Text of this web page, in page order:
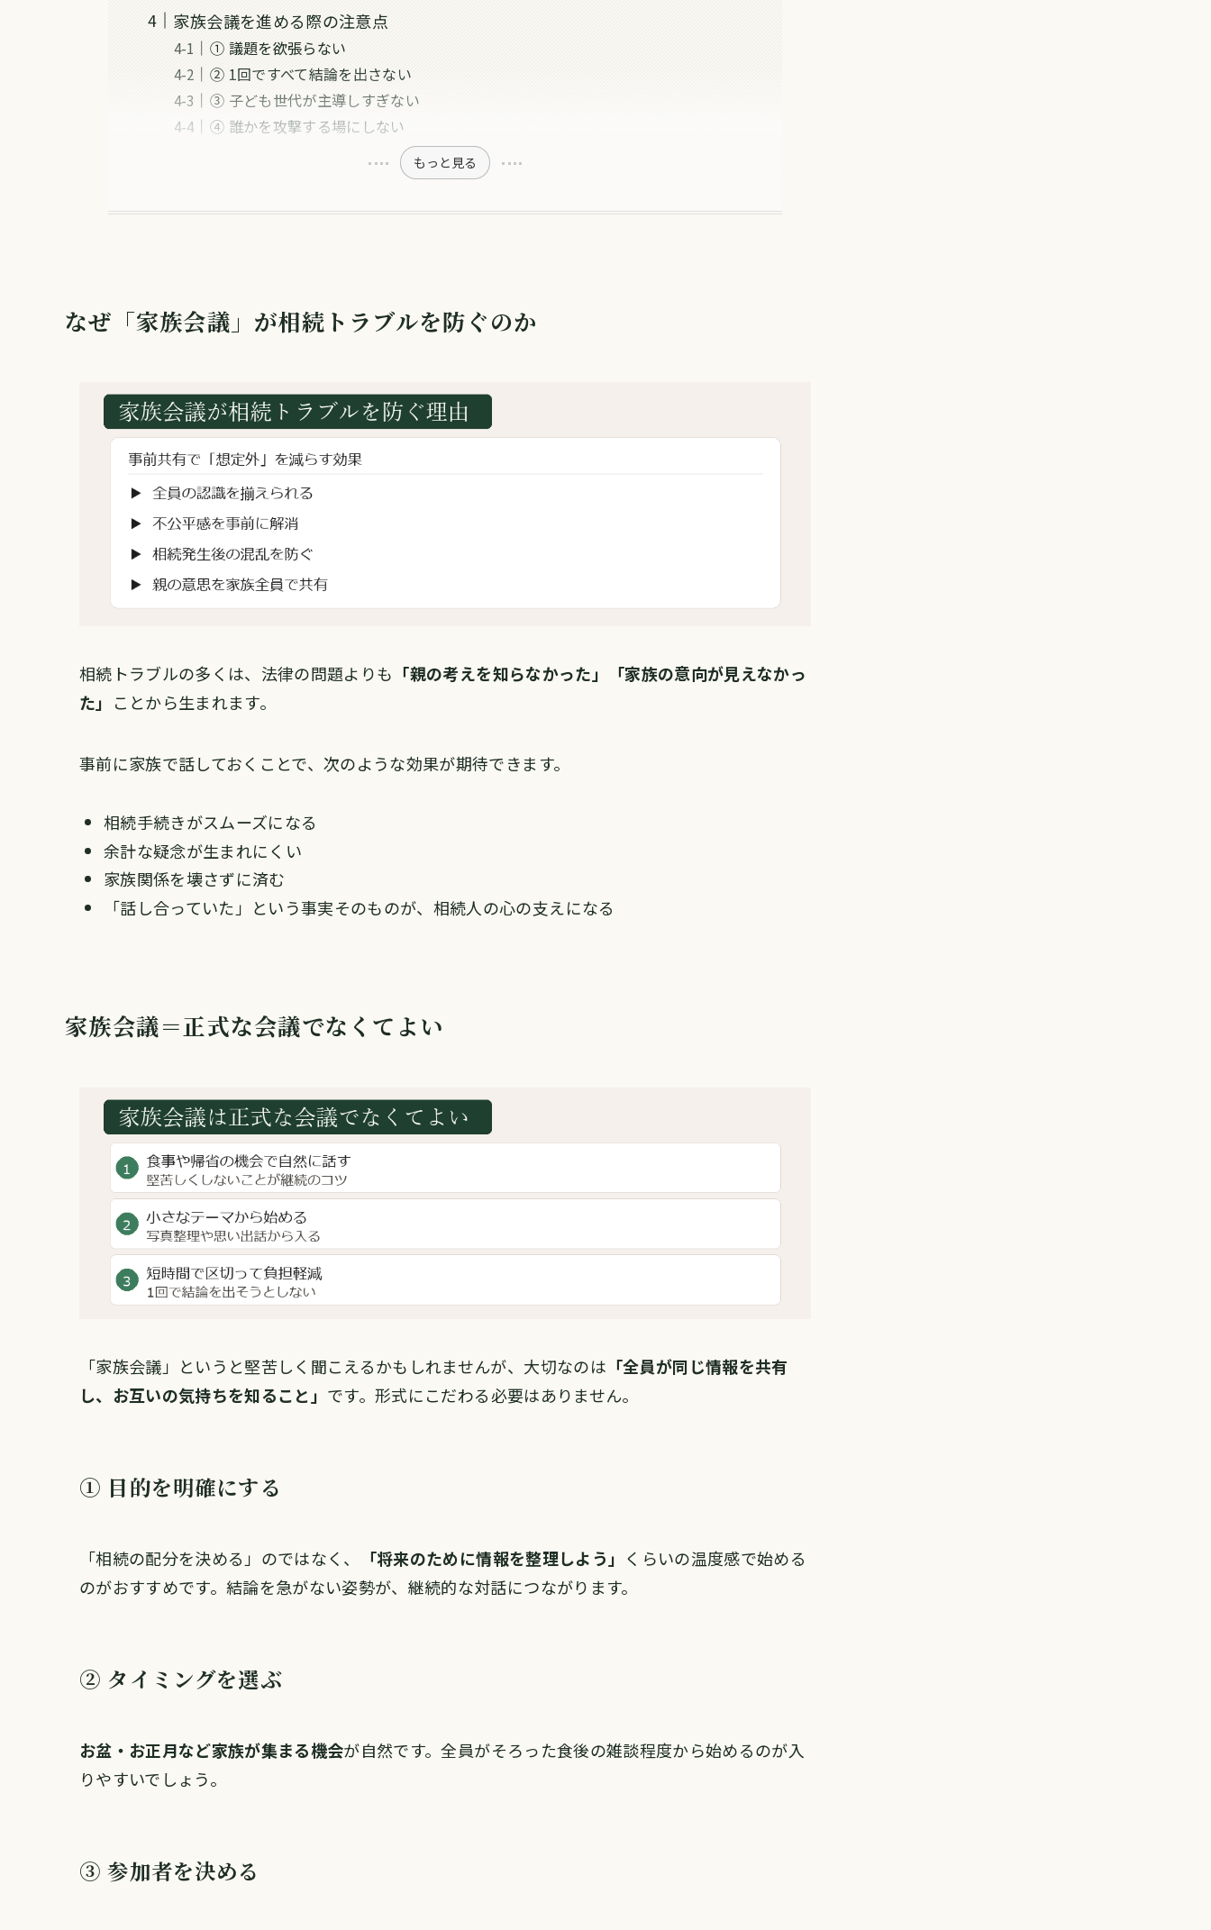
家族会議を進める際の注意点
① 議題を欲張らない
② 1回ですべて結論を出さない
③ 子ども世代が主導しすぎない
④ 誰かを攻撃する場にしない
もっと見る
なぜ「家族会議」が相続トラブルを防ぐのか
相続トラブルの多くは、法律の問題よりも 「親の考えを知らなかった」「家族の意向が見えなかっ
た」 ことから生まれます。
事前に家族で話しておくことで、次のような効果が期待できます。
相続手続きがスムーズになる
余計な疑念が生まれにくい
家族関係を壊さずに済む
「話し合っていた」という事実そのものが、相続人の心の支えになる
家族会議＝正式な会議でなくてよい
「家族会議」というと堅苦しく聞こえるかもしれませんが、大切なのは 「全員が同じ情報を共有
し、お互いの気持ちを知ること」 です。形式にこだわる必要はありません。
① 目的を明確にする
「相続の配分を決める」のではなく、 「将来のために情報を整理しよう」 くらいの温度感で始める
のがおすすめです。結論を急がない姿勢が、継続的な対話につながります。
② タイミングを選ぶ
お盆・お正月など家族が集まる機会が自然です。全員がそろった食後の雑談程度から始めるのが入
りやすいでしょう。
③ 参加者を決める